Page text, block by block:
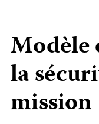
Modèle
la
mission